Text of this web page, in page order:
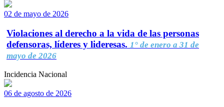
02 de mayo de 2026
Violaciones al derecho a la vida de las personas
defensoras, líderes y lideresas. 1° de enero a 31 de
mayo de 2026
Incidencia Nacional
06 de agosto de 2026